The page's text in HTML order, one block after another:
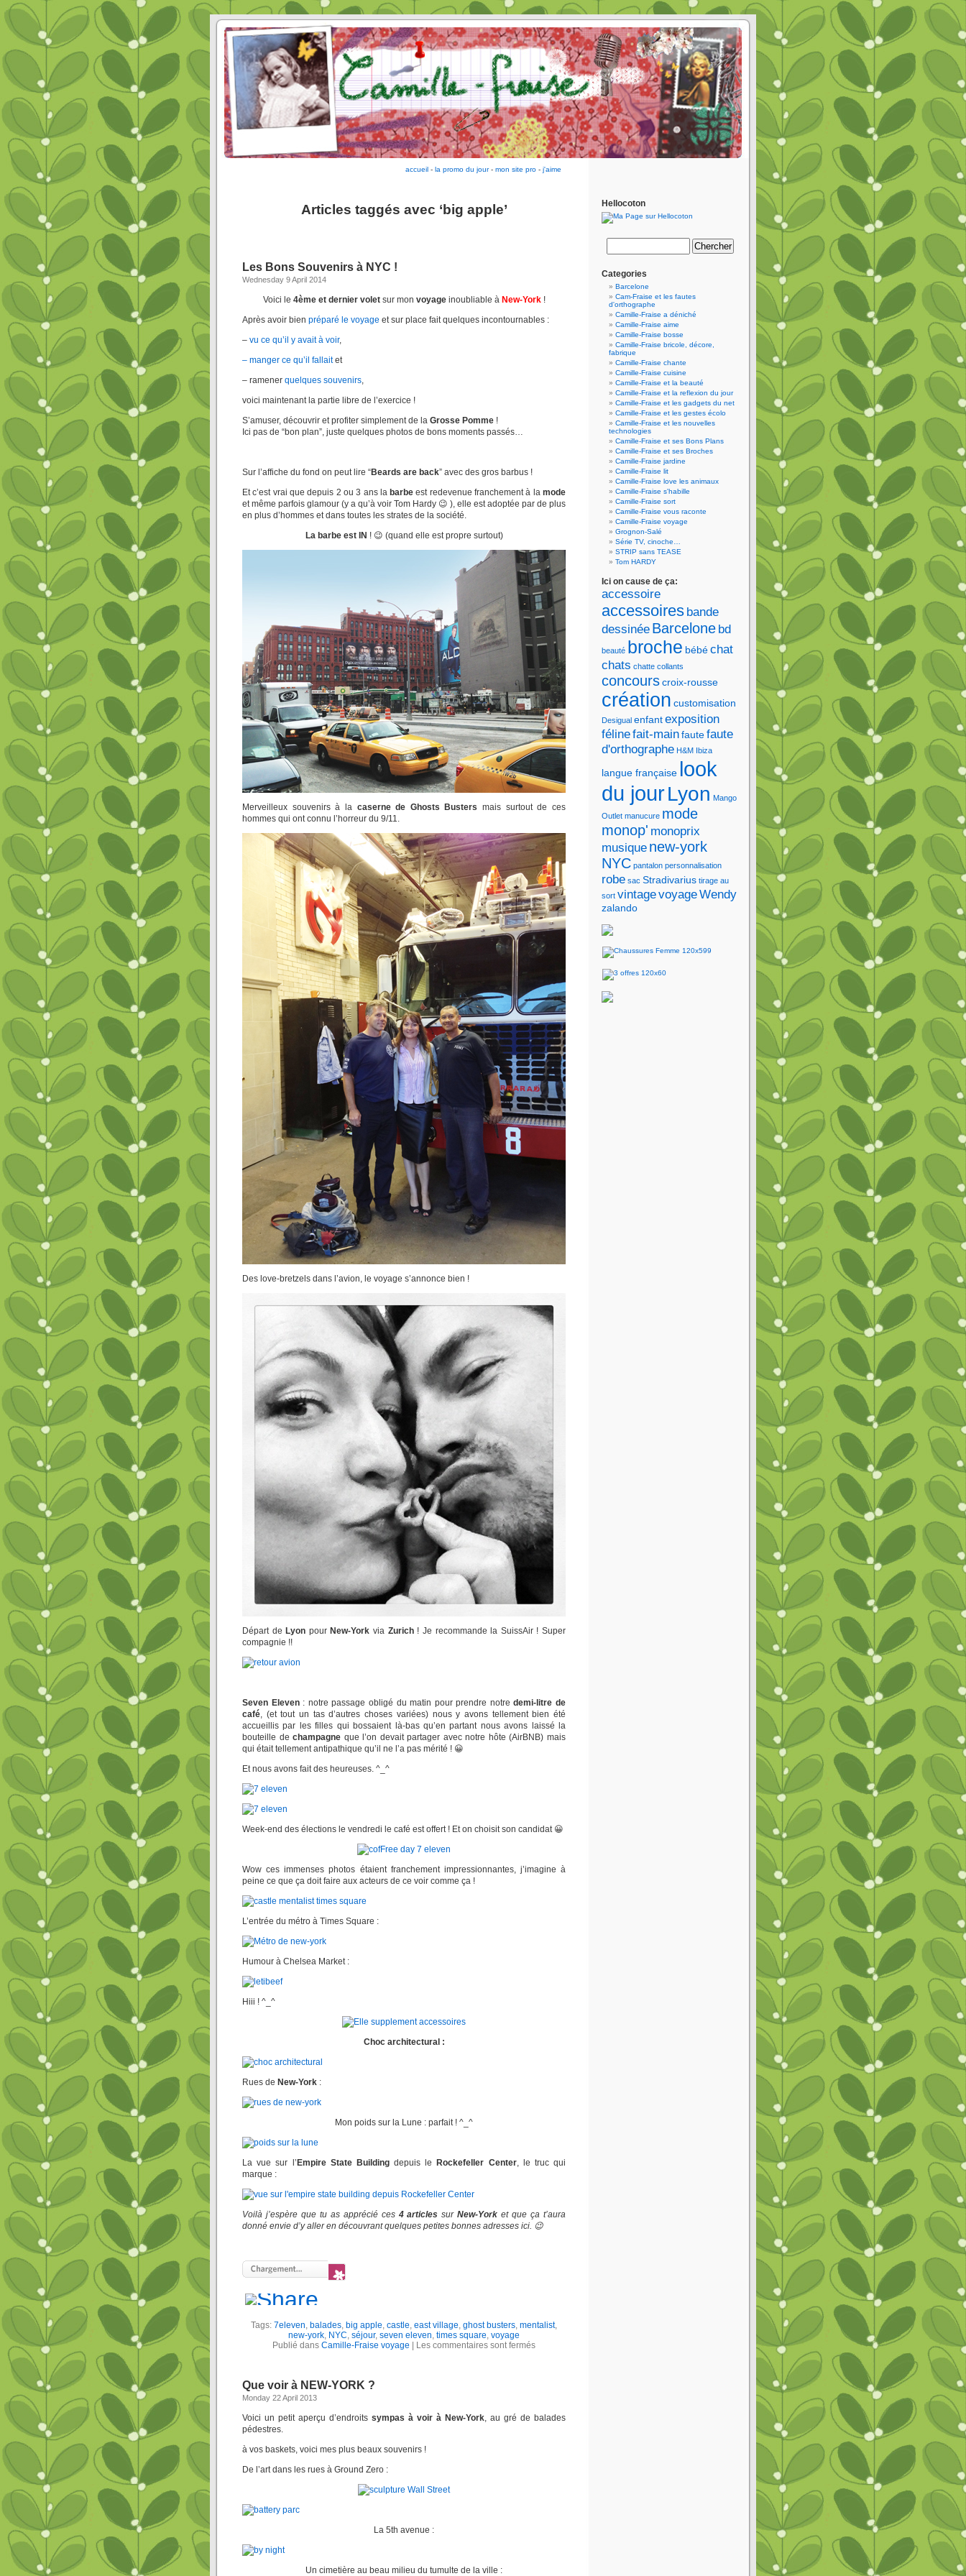
accueil- la promo du jour- mon site pro- j'aime
Articles taggés avec ‘big apple’
Les Bons Souvenirs à NYC !
Wednesday 9 April 2014
Voici le 4ème et dernier voletsur mon voyageinoubliable à New-York!
Après avoir bien préparé le voyage et sur place fait quelques incontournables :
– vu ce qu’il y avait à voir,
– manger ce qu’il fallaitet
– ramener quelques souvenirs,
voici maintenant la partie libre de l’exercice !
S’amuser, découvrir et profiter simplement de la Grosse Pomme !
Ici pas de “bon plan”, juste quelques photos de bons moments passés…
Sur l’affiche du fond on peut lire “Beards are back” avec des gros barbus !
Et c’est vrai que depuis 2 ou 3 ans la barbe est redevenue franchement à la mode
et même parfois glamour (y a qu’à voir Tom Hardy 😉 ), elle est adoptée par de plus
en plus d’hommes et dans toutes les strates de la société.
La barbe est IN ! 😉 (quand elle est propre surtout)
Merveilleux souvenirs à la caserne de Ghosts Busters mais surtout de ces
hommes qui ont connu l’horreur du 9/11.
Des love-bretzels dans l’avion, le voyage s’annonce bien !
Départ de Lyon pour New-York via Zurich! Je recommande la SuissAir ! Super
compagnie !!
Seven Eleven: notre passage obligé du matin pour prendre notredemi-litre de
café, (et tout un tas d’autres choses variées) nous y avons tellement bien été
accueillis par les filles qui bossaient là-bas qu’en partant nous avons laissé la
bouteille dechampagne que l’on devait partager avec notre hôte (AirBNB) mais
qui était tellement antipathique qu’il ne l’a pas mérité ! 😀
Et nous avons fait des heureuses. ^_^
Week-end des élections le vendredi le café est offert ! Et on choisit son candidat 😀
Wow ces immenses photos étaient franchement impressionnantes, j’imagine à
peine ce que ça doit faire aux acteurs de ce voir comme ça !
L’entrée du métro à Times Square :
Humour à Chelsea Market :
Hiii ! ^_^
Choc architectural :
Rues de New-York :
Mon poids sur la Lune : parfait ! ^_^
La vue sur l’ Empire State Buildingdepuis le Rockefeller Center, le truc qui
marque :
Voilà j’espère que tu as apprécié ces 4 articles surNew-York et que ça t’aura
donné envie d’y aller en découvrant quelques petites bonnes adresses ici. 😉
Tags: 7eleven, balades, big apple, castle, east village, ghost busters, mentalist,
new-york, NYC, séjour, seven eleven, times square, voyage
Publié dans Camille-Fraise voyage Les commentaires sont fermés
Que voir à NEW-YORK ?
Monday 22 April 2013
Voici un petit aperçu d’endroits sympas à voir à New-York, au gré de balades
pédestres.
à vos baskets, voici mes plus beaux souvenirs !
De l’art dans les rues à Ground Zero :
La 5th avenue :
Un cimetière au beau milieu du tumulte de la ville :
Hellocoton
Categories
Barcelone
Cam-Fraise et les fautes
d'orthographe
Camille-Fraise a déniché
Camille-Fraise aime
Camille-Fraise bosse
Camille-Fraise bricole, décore,
fabrique
Camille-Fraise chante
Camille-Fraise cuisine
Camille-Fraise et la beauté
Camille-Fraise et la reflexion du jour
Camille-Fraise et les gadgets du net
Camille-Fraise et les gestes écolo
Camille-Fraise et les nouvelles
technologies
Camille-Fraise et ses Bons Plans
Camille-Fraise et ses Broches
Camille-Fraise jardine
Camille-Fraise lit
Camille-Fraise love les animaux
Camille-Fraise s'habille
Camille-Fraise sort
Camille-Fraise vous raconte
Camille-Fraise voyage
Grognon-Salé
Série TV, cinoche…
STRIP sans TEASE
Tom HARDY
Ici on cause de ça:
accessoire
accessoires bande
dessinée Barcelone bd
beauté broche bébéchat
chats chatte collants
concourscroix-rousse
création customisation
Desigual enfantexposition
félinefait-mainfautefaute
d'orthographe H&M Ibiza
langue française look
du jourLyon Mango
Outlet manucure mode
monop' monoprix
musique new-york
NYC pantalon personnalisation
robe sac Stradivarius tirage au
sort vintagevoyageWendy
zalando